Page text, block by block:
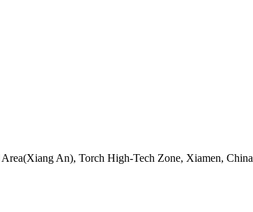
An), Torch High-Tech Zone, Xiamen, China